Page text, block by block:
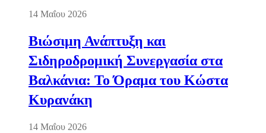
14 Μαΐου 2026
Βιώσιμη Ανάπτυξη και
Σιδηροδρομική Συνεργασία στα
Βαλκάνια: Το Όραμα του Κώστα
Κυρανάκη
14 Μαΐου 2026